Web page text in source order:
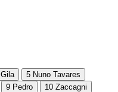
Gila 5 Nuno Tavares
9 Pedro 10 Zaccagni